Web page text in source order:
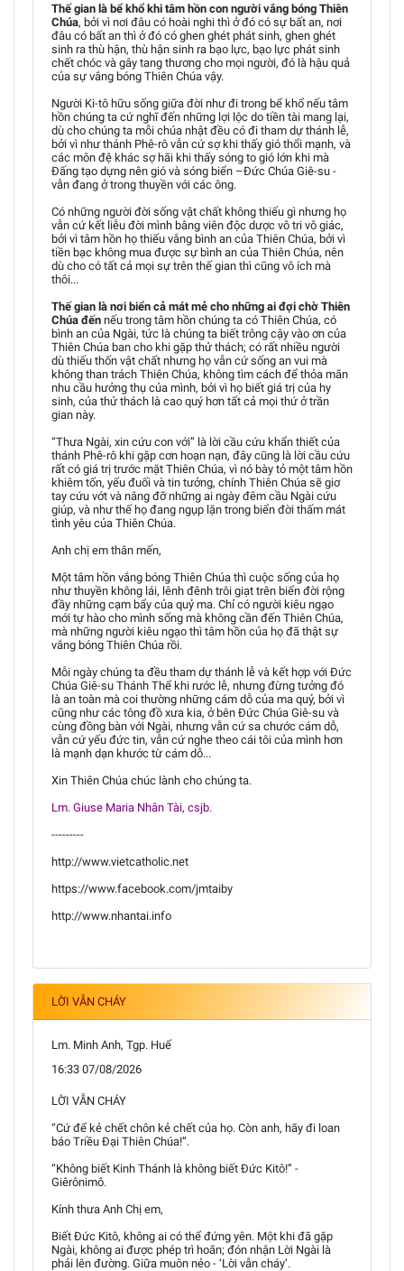
Thế gian là bể khổ khi tâm hồn con người vắng bóng Thiên
Chúa, bởi vì nơi đâu có hoài nghi thì ở đó có sự bất an, nơi
đâu có bất an thì ở đó có ghen ghét phát sinh, ghen ghét
sinh ra thù hận, thù hận sinh ra bạo lực, bạo lực phát sinh
chết chóc và gây tang thương cho mọi người, đó là hậu quả
của sự vắng bóng Thiên Chúa vậy.
Người Ki-tô hữu sống giữa đời như đi trong bể khổ nếu tâm
hồn chúng ta cứ nghĩ đến những lợi lộc do tiền tài mang lại,
dù cho chúng ta mỗi chúa nhật đều có đi tham dự thánh lễ,
bởi vì như thánh Phê-rô vẫn cứ sợ khi thấy gió thổi mạnh, và
các môn đệ khác sợ hãi khi thấy sóng to gió lớn khi mà
Đấng tạo dựng nên gió và sóng biển –Đức Chúa Giê-su -
vẫn đang ở trong thuyền với các ông.
Có những người đời sống vật chất không thiếu gì nhưng họ
vẫn cứ kết liễu đời mình bằng viên độc dược vô tri vô giác,
bởi vì tâm hồn họ thiếu vắng bình an của Thiên Chúa, bởi vì
tiền bạc không mua được sự bình an của Thiên Chúa, nên
dù cho có tất cả mọi sự trên thế gian thì cũng vô ích mà
thôi...
Thế gian là nơi biển cả mát mẻ cho những ai đợi chờ Thiên
Chúa đến nếu trong tâm hồn chúng ta có Thiên Chúa, có
bình an của Ngài, tức là chúng ta biết trông cậy vào ơn của
Thiên Chúa ban cho khi gặp thử thách; có rất nhiều người
dù thiếu thốn vật chất nhưng họ vẫn cứ sống an vui mà
không than trách Thiên Chúa, không tìm cách để thỏa mãn
nhu cầu hưởng thụ của mình, bởi vì họ biết giá trị của hy
sinh, của thử thách là cao quý hơn tất cả mọi thứ ở trần
gian này.
“Thưa Ngài, xin cứu con với” là lời cầu cứu khẩn thiết của
thánh Phê-rô khi gặp cơn hoạn nạn, đây cũng là lời cầu cứu
rất có giá trị trước mặt Thiên Chúa, vì nó bày tỏ một tâm hồn
khiêm tốn, yếu đuối và tin tưởng, chính Thiên Chúa sẽ giơ
tay cứu vớt và nâng đỡ những ai ngày đêm cầu Ngài cứu
giúp, và như thế họ đang ngụp lặn trong biển đời thấm mát
tình yêu của Thiên Chúa.
Anh chị em thân mến,
Một tâm hồn vắng bóng Thiên Chúa thì cuộc sống của họ
như thuyền không lái, lênh đênh trôi giạt trên biển đời rộng
đầy những cạm bẩy của quỷ ma. Chỉ có người kiêu ngạo
mới tự hào cho mình sống mà không cần đến Thiên Chúa,
mà những người kiêu ngạo thì tâm hồn của họ đã thật sự
vắng bóng Thiên Chúa rồi.
Mỗi ngày chúng ta đều tham dự thánh lễ và kết hợp với Đức
Chúa Giê-su Thánh Thể khi rước lễ, nhưng đừng tưởng đó
là an toàn mà coi thường những cám dỗ của ma quỷ, bởi vì
cũng như các tông đồ xưa kia, ở bên Đức Chúa Giê-su và
cùng đồng bàn với Ngài, nhưng vẫn cứ sa chước cám dỗ,
vẫn cứ yếu đức tin, vẫn cứ nghe theo cái tôi của mình hơn
là mạnh dạn khước từ cám dỗ...
Xin Thiên Chúa chúc lành cho chúng ta.
Lm. Giuse Maria Nhân Tài, csjb.
---------
http://www.vietcatholic.net
https://www.facebook.com/jmtaiby
http://www.nhantai.info
LỜI VẪN CHÁY
Lm. Minh Anh, Tgp. Huế
16:33 07/08/2026
LỜI VẪN CHÁY
“Cứ để kẻ chết chôn kẻ chết của họ. Còn anh, hãy đi loan
báo Triều Đại Thiên Chúa!”.
“Không biết Kinh Thánh là không biết Đức Kitô!” -
Giêrônimô.
Kính thưa Anh Chị em,
Biết Đức Kitô, không ai có thể đứng yên. Một khi đã gặp
Ngài, không ai được phép trì hoãn; đón nhận Lời Ngài là
phải lên đường. Giữa muôn nẻo - ‘Lời vẫn cháy’.